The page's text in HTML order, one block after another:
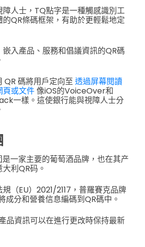
障人士，TQ點字是一種觸感識別工
QR條碼框架，有助於更輕鬆地定
入產品、服務和倡議資訊的QR碼
碼將用戶定向至透過屏幕閱讀
頁或文件像iOS的VoiceOver和
一樣。這使銀行能與視障人士分
一家主要的葡萄酒品牌，也在其产
利QR码。
（EU）2021/2117，普羅賽克品牌
成分和營養信息編碼到QR碼中。
品資訊可以在進行更改時保持最新